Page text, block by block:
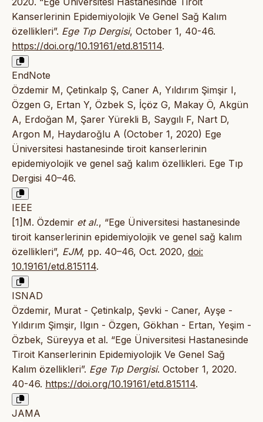
Kanserlerinin Epidemiyolojik Ve Genel Sağ Kalım
özellikleri”. Ege Tıp Dergisi, October 1, 40-46.
https://doi.org/10.19161/etd.815114.
EndNote
Özdemir M, Çetinkalp Ş, Caner A, Yıldırım Şimşir I,
Özgen G, Ertan Y, Özbek S, İçöz G, Makay Ö, Akgün
A, Erdoğan M, Şarer Yürekli B, Saygılı F, Nart D,
Argon M, Haydaroğlu A (October 1, 2020) Ege
Üniversitesi hastanesinde tiroit kanserlerinin
epidemiyolojik ve genel sağ kalım özellikleri. Ege Tıp
Dergisi 40–46.
IEEE
[1]M. Özdemir et al., “Ege Üniversitesi hastanesinde
tiroit kanserlerinin epidemiyolojik ve genel sağ kalım
özellikleri”, EJM, pp. 40–46, Oct. 2020, doi:
10.19161/etd.815114.
ISNAD
Özdemir, Murat - Çetinkalp, Şevki - Caner, Ayşe -
Yıldırım Şimşir, Ilgın - Özgen, Gökhan - Ertan, Yeşim -
Özbek, Süreyya et al. “Ege Üniversitesi Hastanesinde
Tiroit Kanserlerinin Epidemiyolojik Ve Genel Sağ
Kalım özellikleri”. Ege Tıp Dergisi. October 1, 2020.
40-46. https://doi.org/10.19161/etd.815114.
JAMA